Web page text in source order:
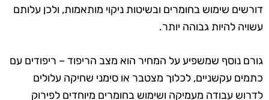
דורשים שימוש בחומרים ובשיטות ניקוי מותאמות, ולכן עלותם
עשויה להיות גבוהה יותר.
גורם נוסף שמשפיע על המחיר הוא מצב הריפוד – ריפודים עם
כתמים עקשניים, לכלוך מצטבר או סימני שחיקה עלולים
לדרוש עבודה מעמיקה ושימוש בחומרים מיוחדים לפירוק